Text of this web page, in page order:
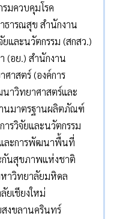
มควบคุมโรค
ธารณสุข สำนักงาน
ยและนวัตกรรม (สกสว.)
(อย.) สำนักงาน
าสตร์ (องค์การ
าวิทยาศาสตร์และ
นมาตรฐานผลิตภัณฑ์
ารวิจัยและนวัตกรรม
และการพัฒนาพื้นที่
กันสุขภาพแห่งชาติ
าวิทยาลัยมหิดล
ยเชียงใหม่
งขลานครินทร์